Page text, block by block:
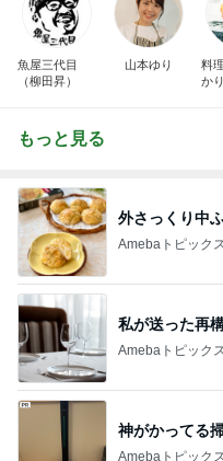
魚屋三代目
（柳田昇）
山本ゆり
料
かり
もっと見る
外さっくり中
Amebaトピック
私が送った再
Amebaトピック
神がかってる
Amebaトピック